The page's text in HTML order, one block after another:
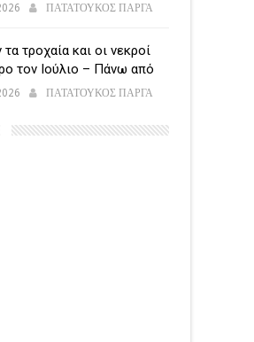
ΠΑΤΑΤΟΥΚΟΣ ΠΑΡΓΑ
τροχαία και οι νεκροί
τον Ιούλιο – Πάνω από
ΠΑΤΑΤΟΥΚΟΣ ΠΑΡΓΑ